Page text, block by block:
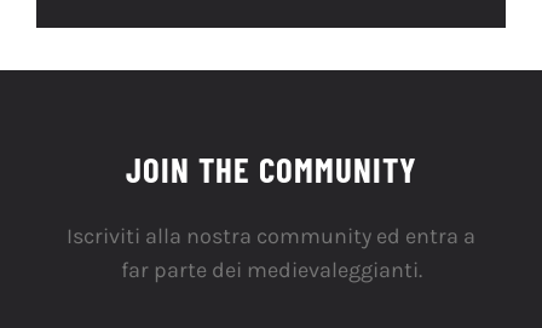
JOIN THE COMMUNITY
Iscriviti alla nostra community ed entra a
far parte dei medievaleggianti.